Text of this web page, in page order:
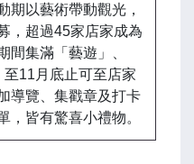
期以藝術帶動觀光，
，超過45家店家成為
間集滿「藝遊」、
至11月底止可至店家
導覽、集戳章及打卡
，皆有驚喜小禮物。